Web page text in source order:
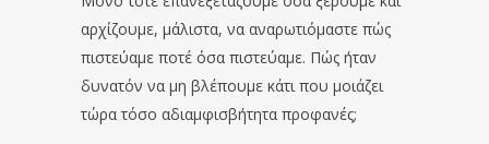
αρχίζουμε, μάλιστα, να αναρωτιόμαστε πώς
πιστεύαμε ποτέ όσα πιστεύαμε. Πώς ήταν
δυνατόν να μη βλέπουμε κάτι που μοιάζει
τώρα τόσο αδιαμφισβήτητα προφανές;